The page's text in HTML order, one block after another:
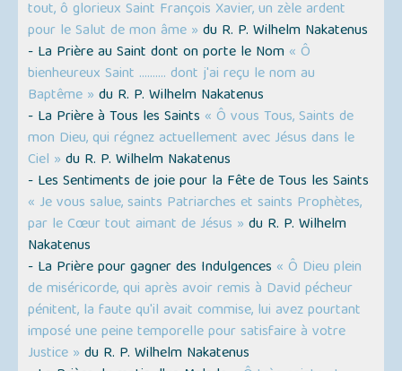
tout, ô glorieux Saint François Xavier, un zèle ardent
pour le Salut de mon âme » du R. P. Wilhelm Nakatenus
- La Prière au Saint dont on porte le Nom « Ô
bienheureux Saint ………. dont j'ai reçu le nom au
Baptême » du R. P. Wilhelm Nakatenus
- La Prière à Tous les Saints « Ô vous Tous, Saints de
mon Dieu, qui régnez actuellement avec Jésus dans le
Ciel » du R. P. Wilhelm Nakatenus
- Les Sentiments de joie pour la Fête de Tous les Saints
« Je vous salue, saints Patriarches et saints Prophètes,
par le Cœur tout aimant de Jésus » du R. P. Wilhelm
Nakatenus
- La Prière pour gagner des Indulgences « Ô Dieu plein
de miséricorde, qui après avoir remis à David pécheur
pénitent, la faute qu'il avait commise, lui avez pourtant
imposé une peine temporelle pour satisfaire à votre
Justice » du R. P. Wilhelm Nakatenus